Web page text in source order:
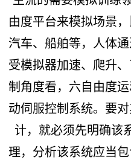
由度平台来模拟场景
汽车、船舶等，人体
受模拟器加速、爬升
制角度看，六自由度
动伺服控制系统。要
计，就必须先明确该
理，分析该系统应当